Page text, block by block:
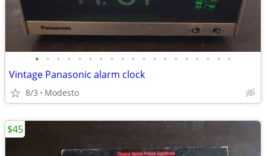
• • • • • • • • • • • • • • • • • • •
Vintage Panasonic alarm clock
8/3 Modesto
$45